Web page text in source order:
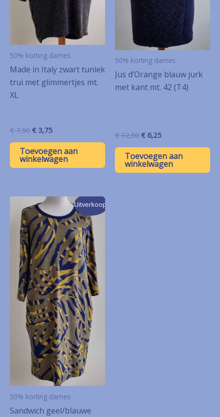
50% korting dames
Made in Italy zwart tuniek
trui met glimmertjes mt.
XL
€7,50 Oorspronkelijke
was:
€ 7,50.
€ 3,75Huidige
is:
€ 3,75.
Toevoegen aan
winkelwagen
50% korting dames
Jus d’Orange blauw jurk
met kant mt. 42 (T4)
€12,50 Oorspronkelijke
was:
€ 12,50.
€ 6,25Huidige
is:
€ 6,25.
Toevoegen aan
winkelwagen
Uitverkoop!
50% korting dames
Sandwich geel/blauwe